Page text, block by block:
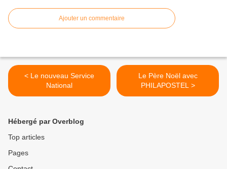
Ajouter un commentaire
< Le nouveau Service
National
Le Père Noël avec
PHILAPOSTEL >
Hébergé par Overblog
Top articles
Pages